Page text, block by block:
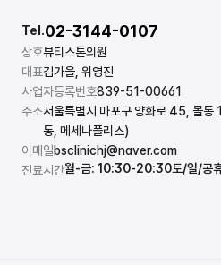
상호뷰티스톤의원
대표김가을, 위영진
사업자등록번호839-51-00661
주소서울특별시 마포구 양화로 45, 몰
동, 메세나폴리스)
이메일bsclinichj@naver.com
진료시간월-금: 10:30-20:30토/일/공
Tel.02-3144-0107